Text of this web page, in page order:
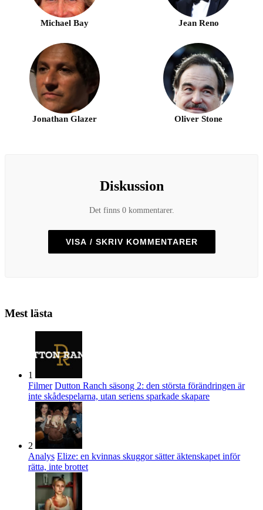
Michael Bay Jean Reno
Jonathan Glazer Oliver Stone
Diskussion
Det finns 0 kommentarer.
VISA / SKRIV KOMMENTARER
Mest lästa
1
Filmer Dutton Ranch säsong 2: den största förändringen är
inte skådespelarna, utan seriens sparkade skapare
2
Analys Elize: en kvinnas skuggor sätter äktenskapet inför
rätta, inte brottet